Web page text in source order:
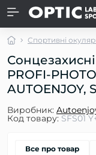
Спортивні
PROFI-
AUTOENJOY,
Виробник:
Код товару: SFS01
Все про товар